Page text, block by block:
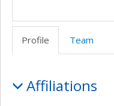
Profile Team
Affiliations